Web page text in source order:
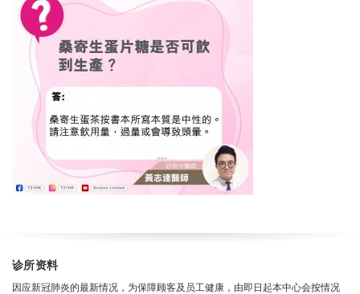
诊所资料
因应新冠肺炎的最新情况，为保障顾客及员工健康，由即日起本中心会按情况